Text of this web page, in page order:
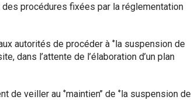
procédures fixées par la réglementation
autorités de procéder à ‘’la suspension de
dans l’attente de l’élaboration d’un plan
veiller au ‘’maintien’’ de ‘’la suspension de